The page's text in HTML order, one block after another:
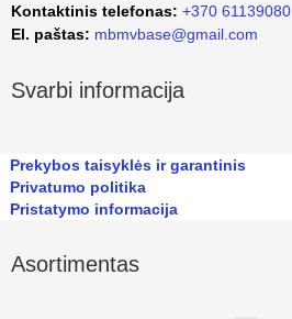
Kontaktinis telefonas: +370 61139080
El. paštas: mbmvbase@gmail.com
Svarbi informacija
Prekybos taisyklės ir garantinis
Privatumo politika
Pristatymo informacija
Asortimentas